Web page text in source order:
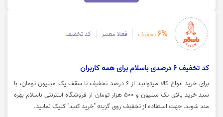
6% تخفیف فعلا معتبر کد تخفیف
کد تخفیف 6 درصدی باسلام برای همه کاربران
برای خرید انواع کالا میتوانید از 6 درصد تخفیف تا سقف یک میلیون تومان، با
سبد خرید بالای یک میلیون و 500 هزار تومان از فروشگاه اینترنتی باسلام بهره
مند شوید. جهت استفاده از تخفیف روی گزینه "خرید کنید" کلیک نمایید.